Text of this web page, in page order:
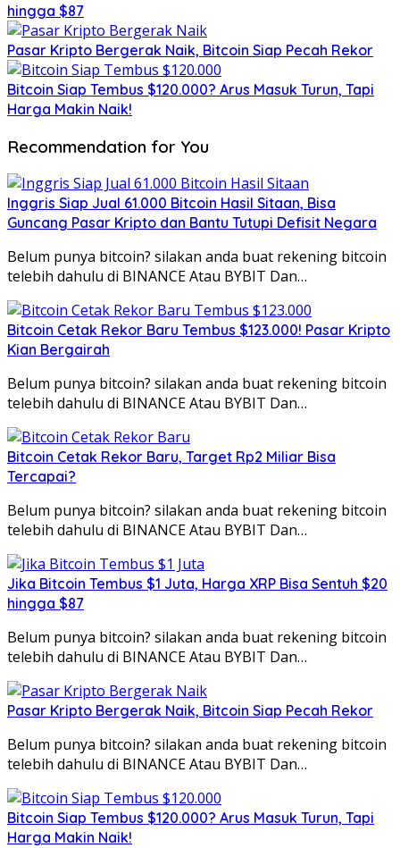
hingga $87
Pasar Kripto Bergerak Naik, Bitcoin Siap Pecah Rekor
Bitcoin Siap Tembus $120.000? Arus Masuk Turun, Tapi
Harga Makin Naik!
Recommendation for You
Inggris Siap Jual 61.000 Bitcoin Hasil Sitaan, Bisa
Guncang Pasar Kripto dan Bantu Tutupi Defisit Negara
Belum punya bitcoin? silakan anda buat rekening bitcoin
telebih dahulu di BINANCE Atau BYBIT Dan…
Bitcoin Cetak Rekor Baru Tembus $123.000! Pasar Kripto
Kian Bergairah
Belum punya bitcoin? silakan anda buat rekening bitcoin
telebih dahulu di BINANCE Atau BYBIT Dan…
Bitcoin Cetak Rekor Baru, Target Rp2 Miliar Bisa
Tercapai?
Belum punya bitcoin? silakan anda buat rekening bitcoin
telebih dahulu di BINANCE Atau BYBIT Dan…
Jika Bitcoin Tembus $1 Juta, Harga XRP Bisa Sentuh $20
hingga $87
Belum punya bitcoin? silakan anda buat rekening bitcoin
telebih dahulu di BINANCE Atau BYBIT Dan…
Pasar Kripto Bergerak Naik, Bitcoin Siap Pecah Rekor
Belum punya bitcoin? silakan anda buat rekening bitcoin
telebih dahulu di BINANCE Atau BYBIT Dan…
Bitcoin Siap Tembus $120.000? Arus Masuk Turun, Tapi
Harga Makin Naik!